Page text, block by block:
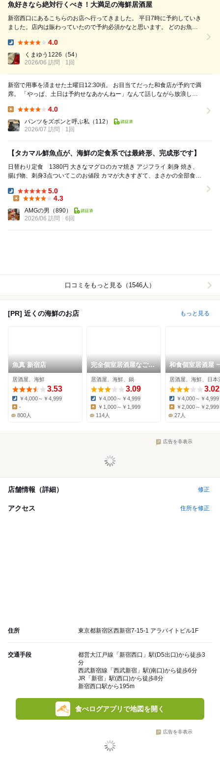
魚好きなら絶対行くべき！大満足の海鮮居酒屋
新宿西口にあるこちらのお店へ行ってきました。 平日7時に予約していき
ました。店内は賑わっていたので予約必須かなと思います。 どのお魚も
をしっかり感じられて、一品一品の満足度がとても高かったです！！ 新
宿でここまで美味しい海...
4.0
くまゆう1226 （54）
2026/06 訪問
1回
新宿で用事を済ませた土曜日12:30頃。 お目当てだった和食店が予約で満
席。 「やっぱ、土日は予約せなあかんねー」なんて話しながら放浪して
4.0
パンツをズボンと呼ぶ私 （112）
2026/07 訪問
1回
【タカマル鮮魚点が、海鮮の定食系では最終形、完成形です】
日替わり定食 1380円 大きなマグロのカマ焼き アジフライ 刺身 焼き、
揚げ物、刺身3点ついてこのお値段 カマが大きすぎて、まさかの全部食べ
Dinner:
5.0
4.3
AMGの男 （890）
2026/06 訪問
6回
口コミをもっと見る（1546人）
[PR] 近くの海鮮のお店 もっと見る
魚真 新宿店
居酒屋、海鮮
3.53
Dinner:
￥4,000～￥4,999
-
800人
完全個室居酒屋なごみ
新宿西口店
居酒屋、海鮮、鍋
3.09
Dinner:
￥4,000～￥4,999
￥1,000～￥1,999
114人
和食個室居酒屋
新宿西口店
居酒屋、海鮮、日本
3.02
Dinner:
￥4,000～￥4,999
Lunch:
￥2,000～￥2,999
27人
広告を非表示
店舗情報（詳細） 修正
アクセス 住所を修正
住所 東京都新宿区西新宿7-15-1 アラパイトビル1F
交通手段
都営大江戸線「新宿西口」駅(D5出口)から徒歩3
分
西武新宿線「西武新宿」駅(南口)から徒歩6分
JR「新宿」駅(西口)から徒歩8分
新宿西口駅から195m
食べログアプリで地図を開く
広告を非表示